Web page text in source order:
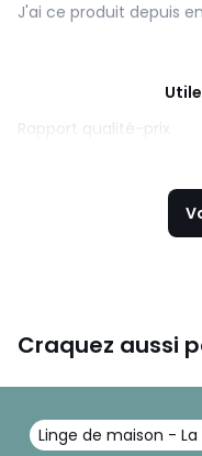
J'ai ce produit depuis
Rapport qualité-prix
Craquez aussi
Linge de maison -